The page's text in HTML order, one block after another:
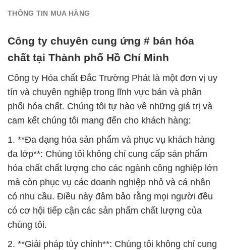
THÔNG TIN MUA HÀNG
Công ty chuyên cung ứng # bán hóa
chất tại Thành phố Hồ Chí Minh
Công ty Hóa chất Đắc Trường Phát là một đơn vị uy
tín và chuyên nghiệp trong lĩnh vực bán và phân
phối hóa chất. Chúng tôi tự hào về những giá trị và
cam kết chúng tôi mang đến cho khách hàng:
1. **Đa dạng hóa sản phẩm và phục vụ khách hàng
đa lớp**: Chúng tôi không chỉ cung cấp sản phẩm
hóa chất chất lượng cho các ngành công nghiệp lớn
mà còn phục vụ các doanh nghiệp nhỏ và cá nhân
có nhu cầu. Điều này đảm bảo rằng mọi người đều
có cơ hội tiếp cận các sản phẩm chất lượng của
chúng tôi.
2. **Giải pháp tùy chỉnh**: Chúng tôi không chỉ cung